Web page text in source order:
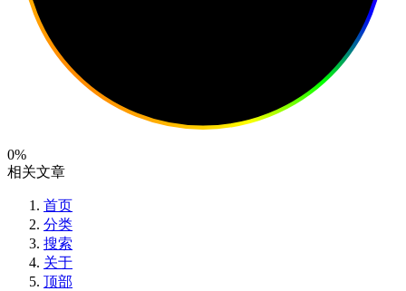
0%
相关文章
首页
分类
搜索
关于
顶部